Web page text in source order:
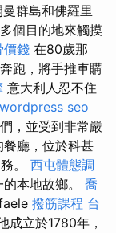
群島和佛羅里
個目的地來觸摸
價錢 在80歲那
跑，將手推車購
意大利人忍不住
wordpress seo
，並受到非常嚴
廳，位於科甚
。 西屯體態調
本地故鄉。 喬
撥筋課程 台
成立於1780年，